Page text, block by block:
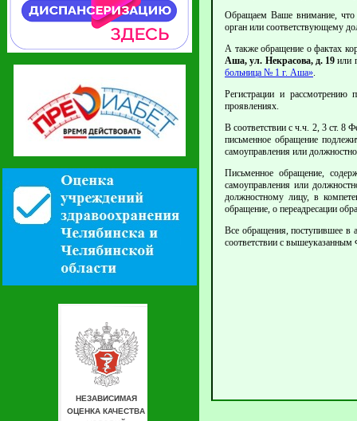
Обращаем Ваше внимание,
орган или соответствующему
А также обращение о фактах
Аша, ул. Некрасова, д. 19 или
больница № 1 г. Аша».
Регистрации и
проявлениях.
В соответствии с ч.ч. 2, 3 ст. 8
письменное обращение
самоуправления или
Письменное обращение,
самоуправления или
должностному лицу, в
обращение, о переадресации
Все обращения, поступившее в
соответствии с вышеуказанным